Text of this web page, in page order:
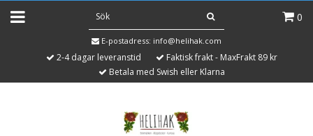
0
E-postadress: info@helihak.com
2-4 dagar leveranstid
Faktisk frakt - MaxFrakt 89 kr
Betala med Swish eller Klarna